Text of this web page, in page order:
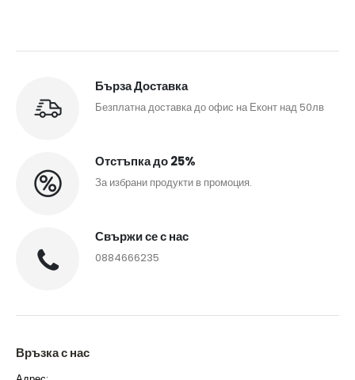
Бърза Доставка
Безплатна доставка до офис на Еконт над 50лв
Отстъпка до 25%
За избрани продукти в промоция.
Свържи се с нас
0884666235
Връзка с нас